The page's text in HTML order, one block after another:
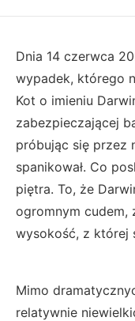
Dnia 14 czerwca
wypadek, którego
Kot o imieniu
zabezpieczającej
próbując się przez
spanikował. Co
piętra. To, że
ogromnym cudem,
wysokość, z której
Mimo
relatywnie